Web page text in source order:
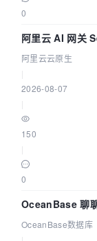
0
阿里云 AI 网关
拓扑可视化构建
阿里云云原生
2026-08-07
150
0
OceanBase 聊
Agent 既当运动
OceanBase数据库